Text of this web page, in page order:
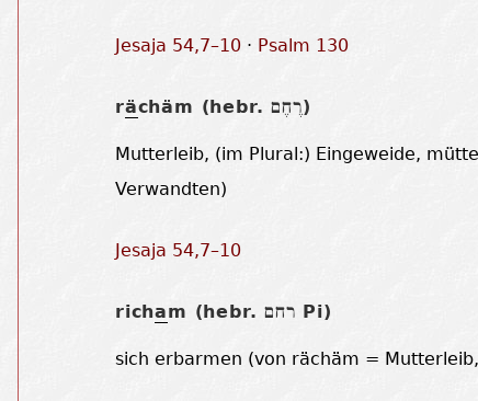
Jesaja 54,7–10 · Psalm 130
rächäm (hebr.רֶחֶם)
Mutterleib, (im Plural:) Eingeweide,
Verwandten)
Jesaja 54,7–10
richam (hebr.רחם Pi)
sich erbarmen (von rächäm =